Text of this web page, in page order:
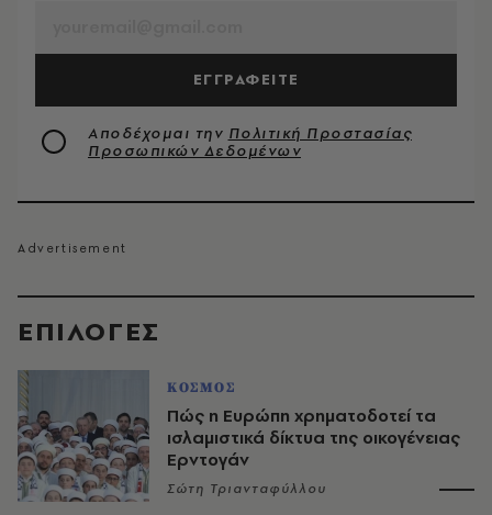
EΠΙΛΟΓΈΣ
ΚΟΣΜΟΣ
Πώς η Ευρώπη χρηματοδοτεί τα
ισλαμιστικά δίκτυα της οικογένειας
Ερντογάν
Σώτη Τριανταφύλλου
ΕΓΓΡΑΦΕΙΤΕ
Αποδέχομαι την Πολιτική Προστασίας
Προσωπικών Δεδομένων